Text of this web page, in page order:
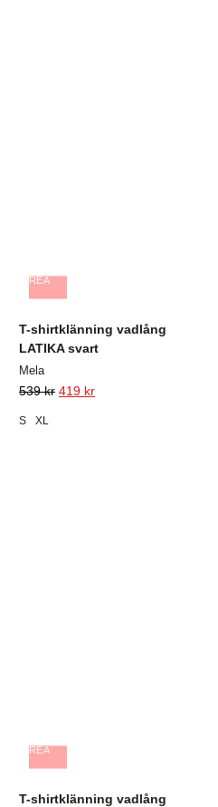
REA
T-shirtklänning vadlång
LATIKA svart
Mela
539kr 419 kr
S XL
REA
T-shirtklänning vadlång